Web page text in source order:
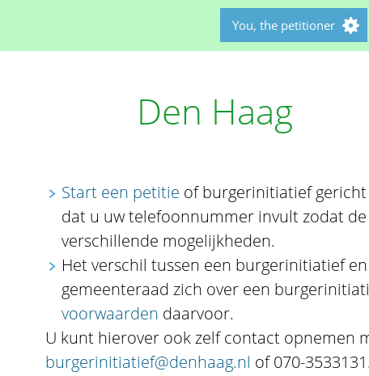
You, the petitioner
Den Haag
Start een petitie of burgerinitiatief gericht
dat u uw telefoonnummer invult zodat
verschillende mogelijkheden.
Het verschil tussen een burgerinitiatief
gemeenteraad zich over een
voorwaarden daarvoor.
U kunt hierover ook zelf contact opnemen
burgerinitiatief@denhaag.nl of 070-3533131.